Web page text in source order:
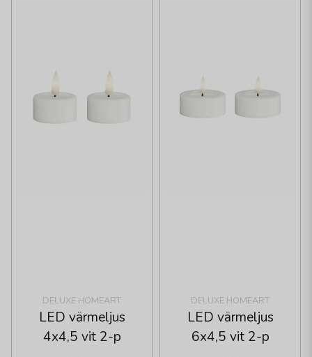
DELUXE HOMEART
LED värmeljus
4x4,5 vit 2-p
DELUXE HOMEART
LED värmeljus
6x4,5 vit 2-p